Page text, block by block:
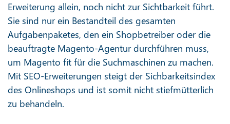
Erweiterung allein, noch nicht zur Sichtbarkeit führt.
Sie sind nur ein Bestandteil des gesamten
Aufgabenpaketes, den ein Shopbetreiber oder die
beauftragte Magento-Agentur durchführen muss,
um Magento fit für die Suchmaschinen zu machen.
Mit SEO-Erweiterungen steigt der Sichbarkeitsindex
des Onlineshops und ist somit nicht stiefmütterlich
zu behandeln.